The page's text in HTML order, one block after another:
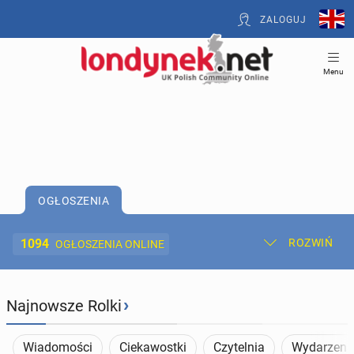
ZALOGUJ
Menu
OGŁOSZENIA
1094 OGŁOSZENIA ONLINE ROZWIŃ
Oferta i cennik ogłoszeń
Najnowsze Rolki›
Wiadomości Ciekawostki Czytelnia